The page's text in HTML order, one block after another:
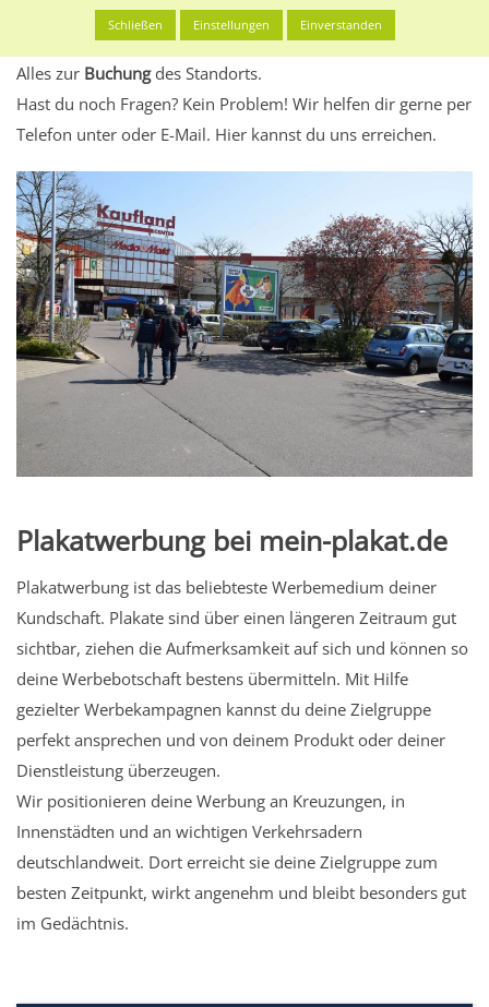
Werbeinhalten informieren.
Alles klar? Dann findest du direkt im unteren Teil dieser Seite
Alles zur Buchungdes Standorts.
Hast du noch Fragen? Kein Problem! Wir helfen dir gerne per
Telefon unter oder E-Mail. Hier kannst du uns erreichen.
Plakatwerbung bei mein-plakat.de
Plakatwerbung ist das beliebteste Werbemedium deiner
Kundschaft. Plakate sind über einen längeren Zeitraum gut
sichtbar, ziehen die Aufmerksamkeit auf sich und können so
deine Werbebotschaft bestens übermitteln. Mit Hilfe
gezielter Werbekampagnen kannst du deine Zielgruppe
perfekt ansprechen und von deinem Produkt oder deiner
Dienstleistung überzeugen.
Wir positionieren deine Werbung an Kreuzungen, in
Innenstädten und an wichtigen Verkehrsadern
deutschlandweit. Dort erreicht sie deine Zielgruppe zum
besten Zeitpunkt, wirkt angenehm und bleibt besonders gut
im Gedächtnis.
Schließen Einstellungen Einverstanden